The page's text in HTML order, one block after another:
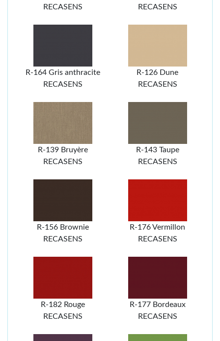
RECASENS
RECASENS
R-164 Gris anthracite
RECASENS
R-126 Dune
RECASENS
R-139 Bruyère
RECASENS
R-143 Taupe
RECASENS
R-156 Brownie
RECASENS
R-176 Vermillon
RECASENS
R-182 Rouge
RECASENS
R-177 Bordeaux
RECASENS